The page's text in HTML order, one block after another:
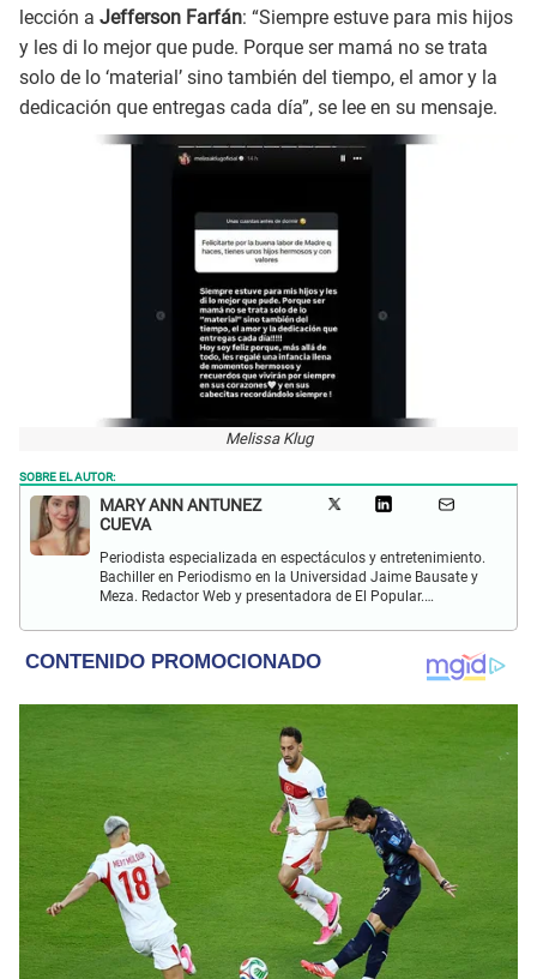
lección a Jefferson Farfán: “Siempre estuve para mis hijos
y les di lo mejor que pude. Porque ser mamá no se trata
solo de lo ‘material’ sino también del tiempo, el amor y la
dedicación que entregas cada día”, se lee en su mensaje.
Melissa Klug
SOBRE EL AUTOR:
MARY ANN ANTUNEZ
CUEVA
Periodista especializada en espectáculos y entretenimiento.
Bachiller en Periodismo en la Universidad Jaime Bausate y
Meza. Redactor Web y presentadora de El Popular.
y espectáculos internacional.